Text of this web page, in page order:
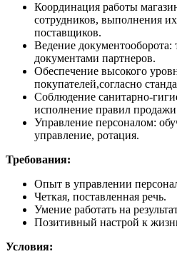
Координация работы
сотрудников, выполнения
поставщиков.
Ведение документооборота:
документами партнеров.
Обеспечение высокого
покупателей,согласно
Соблюдение санитарно-
исполнение правил
Управление персоналом:
управление, ротация.
Требования:
Опыт в управлении
Четкая, поставленная речь.
Умение работать на
Позитивный настрой к
Условия: